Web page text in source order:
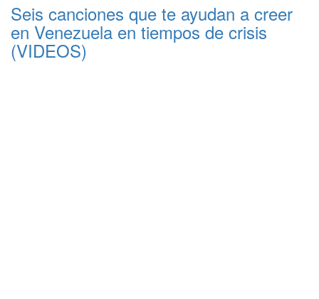
Seis canciones que te ayudan a creer
en Venezuela en tiempos de crisis
(VIDEOS)